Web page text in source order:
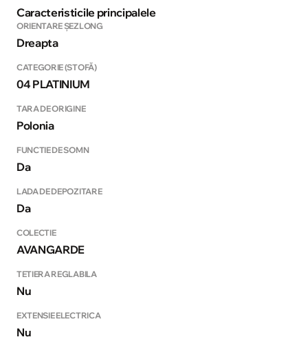
Caracteristicile principalele
ORIENTARE ȘEZLONG
Dreapta
CATEGORIE (STOFĂ)
04 PLATINIUM
TARA DE ORIGINE
Polonia
FUNCTIE DE SOMN
Da
LADA DE DEPOZITARE
Da
COLECTIE
AVANGARDE
TETIERA REGLABILA
Nu
EXTENSIE ELECTRICA
Nu